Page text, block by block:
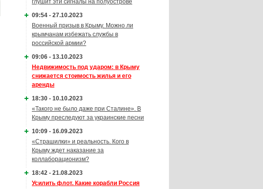
глушит эти сигналы на полуострове
09:54 - 27.10.2023
Военный призыв в Крыму. Можно ли
крымчанам избежать службы в
российской армии?
09:06 - 13.10.2023
Недвижимость под ударом: в Крыму
снижается стоимость жилья и его
аренды
18:30 - 10.10.2023
«Такого не было даже при Сталине». В
Крыму преследуют за украинские песни
10:09 - 16.09.2023
«Страшилки» и реальность. Кого в
Крыму ждет наказание за
коллаборационизм?
18:42 - 21.08.2023
Усилить флот. Какие корабли Россия